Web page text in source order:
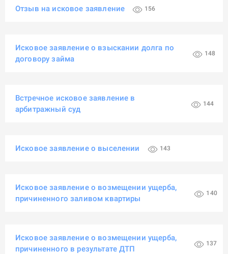
Отзыв на исковое заявление 156
Исковое заявление о взыскании долга по
договору займа
148
Встречное исковое заявление в
арбитражный суд
144
Исковое заявление о выселении 143
Исковое заявление о возмещении ущерба,
причиненного заливом квартиры
140
Исковое заявление о возмещении ущерба,
причиненного в результате ДТП
137